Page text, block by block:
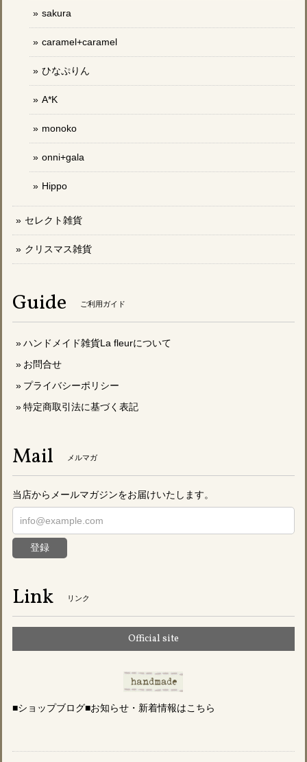
sakura
caramel+caramel
ひなぷりん
A*K
monoko
onni+gala
Hippo
セレクト雑貨
クリスマス雑貨
Guide ご利用ガイド
ハンドメイド雑貨La fleurについて
お問合せ
プライバシーポリシー
特定商取引法に基づく表記
Mail メルマガ
当店からメールマガジンをお届けいたします。
登録
Link リンク
Official site
■ショップブログ■お知らせ・新着情報はこちら